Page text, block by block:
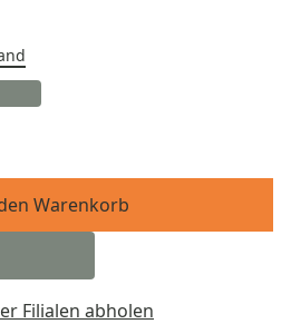
Warenkorb
Filialen abholen